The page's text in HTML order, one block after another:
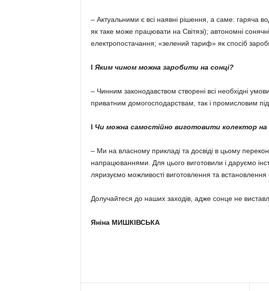
– Актуальними є всі наявні рішення, а саме: гаряча
як таке може пра­цювати на Світязі); автономні
електропостачання; «зе­лений тариф» як спосіб
l Яким чином можна заро­бити на сонці?
– Чинним законодавством створені всі необхідні
приватним домого­с­подарствам, так і промисловим
l Чи можна самостійно виготовити колектор на
– Ми на власному прикладі та досвіді в цьому
напрацюваннями. Для цього виготовили і даруємо
ляризуємо можливості виго­тов­лення та встановлення
Долучайтеся до наших за­ходів, адже сонце не
Яніна МИШКІВСЬКА